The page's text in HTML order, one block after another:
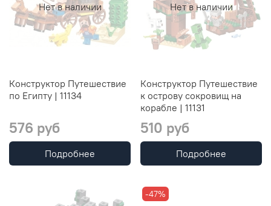
Нет в наличии
Конструктор Путешествие
по Египту | 11134
576 руб
Подробнее
Нет в наличии
Конструктор Путешествие
к острову сокровищ на
корабле | 11131
510 руб
Подробнее
-47%